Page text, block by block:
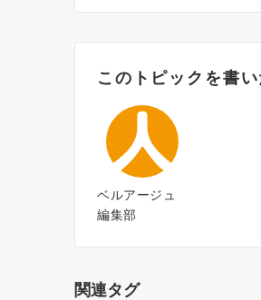
このトピックを書
ベルアージュ
編集部
関連タグ